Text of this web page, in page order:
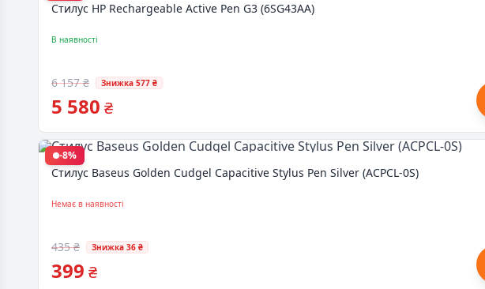
Стилус HP Rechargeable Active Pen G3 (6SG43AA)
В наявності
6 157 ₴ Знижка 577 ₴
5 580 ₴
-8%
Стилус Baseus Golden Cudgel Capacitive Stylus Pen Silver (ACPCL-0S)
Немає в наявності
435 ₴ Знижка 36 ₴
399 ₴